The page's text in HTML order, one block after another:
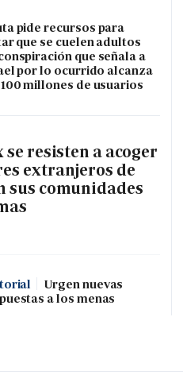
pide recursos para
que se cuelen adultos
que señala a
por lo ocurrido alcanza
millones de usuarios
se resisten a acoger
extranjeros de
sus comunidades
Urgen nuevas
a los menas